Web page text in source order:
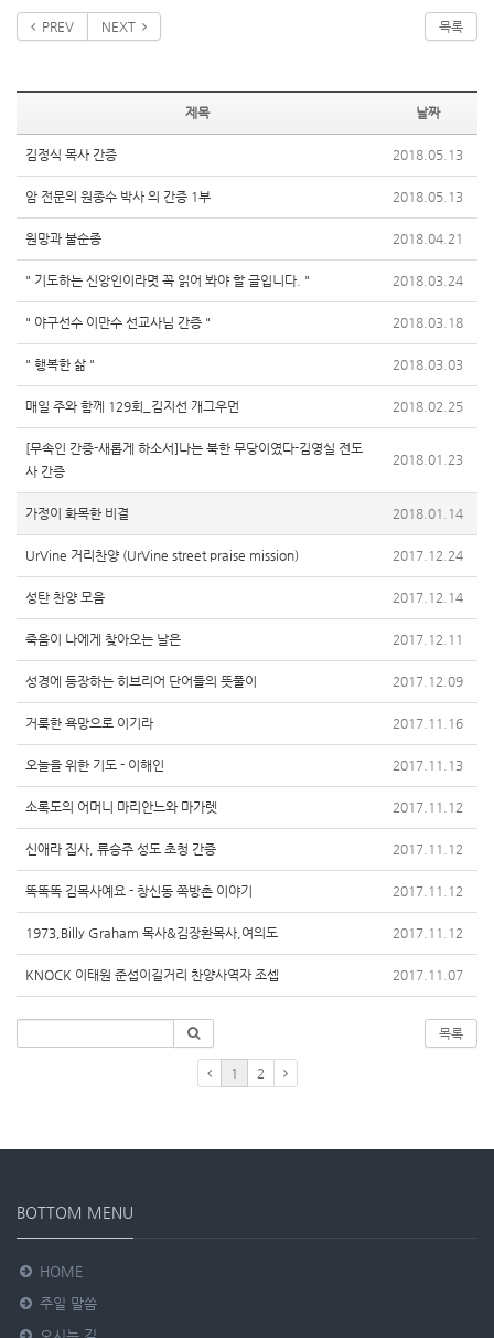
PREV NEXT 목록
제목 날짜
김정식 목사 간증 2018.05.13
암 전문의 원종수 박사 의 간증 1부 2018.05.13
원망과 불순종 2018.04.21
" 기도하는 신앙인이라몃 꼭 읽어 봐야 할 글입니다. " 2018.03.24
" 야구선수 이만수 선교사님 간증 " 2018.03.18
" 행복한 삶 " 2018.03.03
매일 주와 함께 129회_김지선 개그우먼 2018.02.25
[무속인 간증-새롭게 하소서]나는 북한 무당이였다-김영실 전도
사 간증
2018.01.23
가정이 화목한 비결 2018.01.14
UrVine 거리찬양 (UrVine street praise mission) 2017.12.24
성탄 찬양 모음 2017.12.14
죽음이 나에게 찾아오는 날은 2017.12.11
성경에 등장하는 히브리어 단어들의 뜻풀이 2017.12.09
거룩한 욕망으로 이기라 2017.11.16
오늘을 위한 기도 - 이해인 2017.11.13
소록도의 어머니 마리안느와 마가렛 2017.11.12
신애라 집사, 류승주 성도 초청 간증 2017.11.12
똑똑똑 김목사예요 - 창신동 쪽방촌 이야기 2017.11.12
1973,Billy Graham 목사&김장환목사,여의도 2017.11.12
KNOCK 이태원 준섭이길거리 찬양사역자 조셉 2017.11.07
목록
1 2
BOTTOM MENU
HOME
주일 말씀